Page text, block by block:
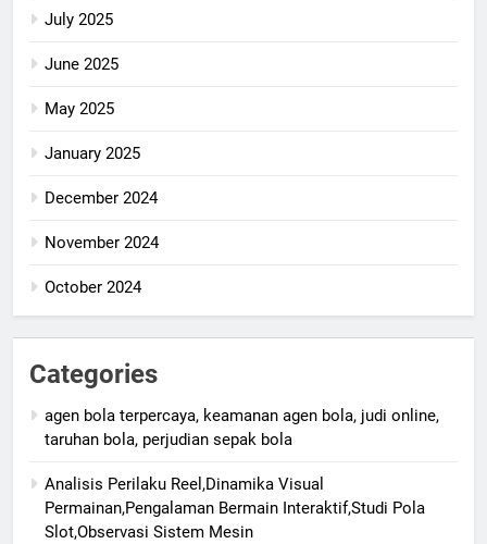
July 2025
June 2025
May 2025
January 2025
December 2024
November 2024
October 2024
Categories
agen bola terpercaya, keamanan agen bola, judi online,
taruhan bola, perjudian sepak bola
Analisis Perilaku Reel,Dinamika Visual
Permainan,Pengalaman Bermain Interaktif,Studi Pola
Slot,Observasi Sistem Mesin